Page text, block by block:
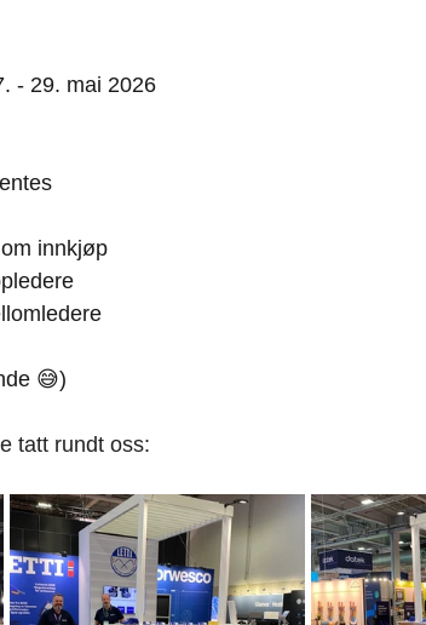
- 29. mai 2026
innkjøp
😅)
tatt rundt oss: